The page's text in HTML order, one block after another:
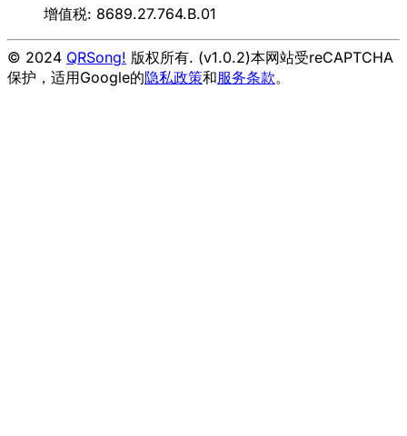
增值税: 8689.27.764.B.01
© 2024 QRSong! 版权所有. (v1.0.2)本网站受reCAPTCHA
保护，适用Google的隐私政策和服务条款。